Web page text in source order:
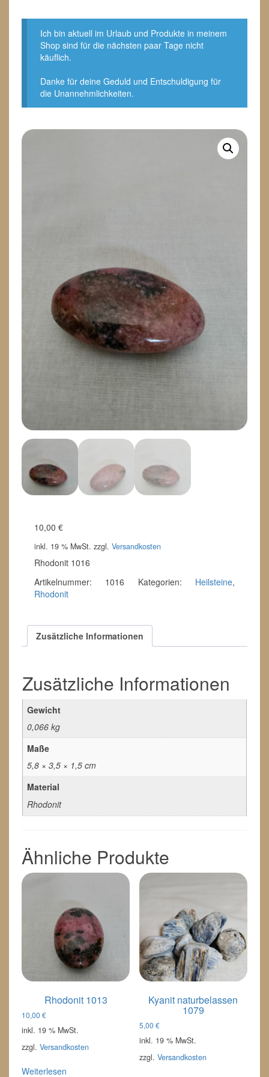
Ich bin aktuell im Urlaub und Produkte in meinem
Shop sind für die nächsten paar Tage nicht
käuflich.
Danke für deine Geduld und Entschuldigung für
die Unannehmlichkeiten.
10,00 €
inkl. 19 % MwSt. zzgl. Versandkosten
Rhodonit 1016
Artikelnummer: 1016 Kategorien: Heilsteine,
Rhodonit
Zusätzliche Informationen
Zusätzliche Informationen
Gewicht
0,066 kg
Maße
5,8 × 3,5 × 1,5 cm
Material
Rhodonit
Ähnliche Produkte
Rhodonit 1013
10,00 €
inkl. 19 % MwSt.
zzgl. Versandkosten
Weiterlesen
Kyanit naturbelassen
1079
5,00 €
inkl. 19 % MwSt.
zzgl. Versandkosten